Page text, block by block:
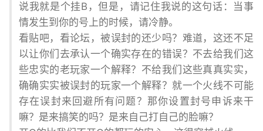
说我就是个挂B，但是，请记住我说的这句话：当事
情发生到你的号上的时候，请冷静。
看贴吧，看论坛，被误封的还少吗？难道，这还不足
以让你们去承认一个确实存在的错误？不去给我们这
些忠实的老玩家一个解释？不给我们这些真真实实，
确确实实被误封的玩家一个解释？就一个火线不可能
存在误封来回避所有问题？那你设置封号申诉来干
嘛？是来搞笑的吗？是来自己打自己的脸嘛？